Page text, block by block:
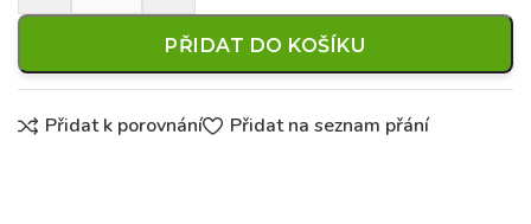
PŘIDAT DO KOŠÍKU
Přidat k porovnání Přidat na seznam přání